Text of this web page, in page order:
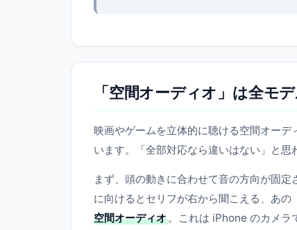
「空間オーディオ」は全
映画やゲームを立体的に聴ける空間オー
います。「全部対応なら違いはない」と思
まず、頭の動きに合わせて音の方向が固定
に向けるとセリフが右から聞こえる、あの
空間オーディオ。これは iPhone のカメラ